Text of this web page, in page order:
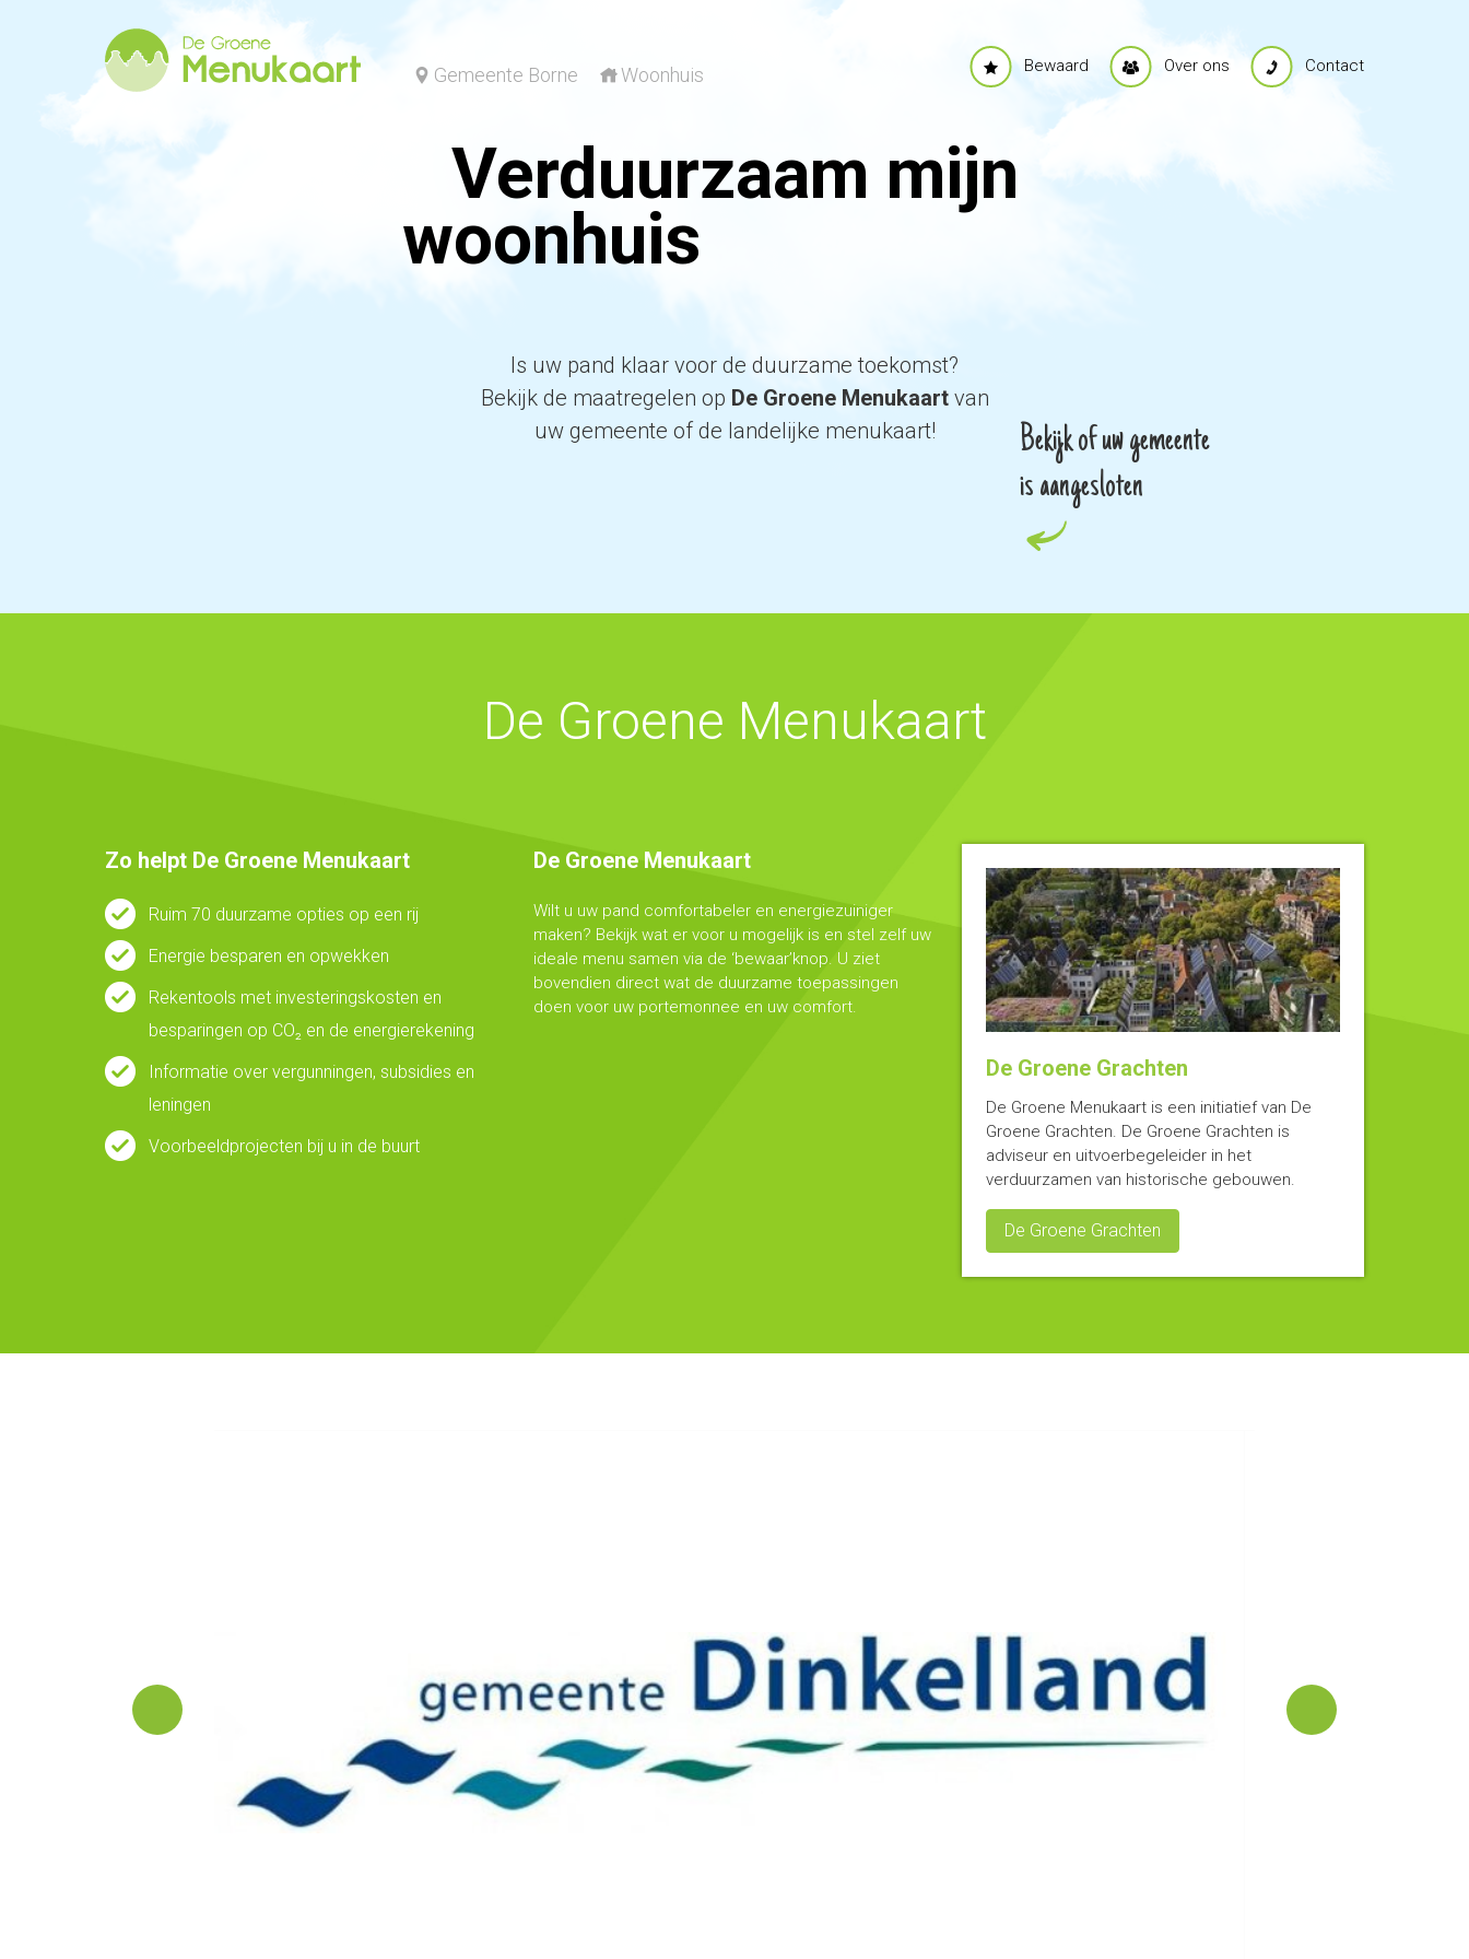
Gemeente Borne Woonhuis Bewaard Over ons Contact
Verduurzaam mijn
woonhuis
molen
buitenplaats
kerkgebouw
Staphorster boerderij
Is uw pand klaar voor de duurzame toekomst?
Bekijk de maatregelen op De Groene Menukaart van
uw gemeente of de landelijke menukaart!
Bekijk of uw gemeente
is aangesloten
De Groene Menukaart
Zo helpt De Groene Menukaart
Ruim 70 duurzame opties op een rij
Energie besparen en opwekken
Rekentools met investeringskosten en
besparingen op CO₂ en de energierekening
Informatie over vergunningen, subsidies en
leningen
Voorbeeldprojecten bij u in de buurt
De Groene Menukaart
Wilt u uw pand comfortabeler en energiezuiniger
maken? Bekijk wat er voor u mogelijk is en stel zelf uw
ideale menu samen via de ‘bewaar’knop. U ziet
bovendien direct wat de duurzame toepassingen
doen voor uw portemonnee en uw comfort.
De Groene Grachten
De Groene Menukaart is een initiatief van De
Groene Grachten. De Groene Grachten is
adviseur en uitvoerbegeleider in het
verduurzamen van historische gebouwen.
De Groene Grachten